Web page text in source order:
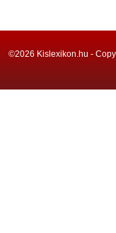
©2026 Kislexikon.hu -